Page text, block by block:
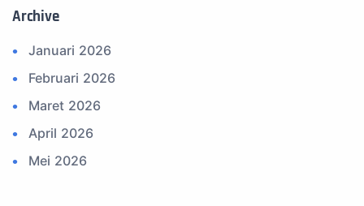
13. Satuan Karya Dirgantara - Pramuka
Archive
Januari 2026
Februari 2026
Maret 2026
April 2026
Mei 2026